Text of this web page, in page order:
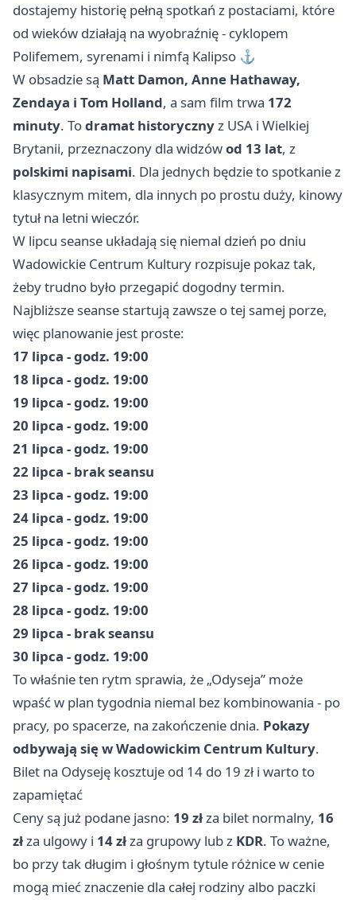
dostajemy historię pełną spotkań z postaciami, które
od wieków działają na wyobraźnię - cyklopem
Polifemem, syrenami i nimfą Kalipso ⚓
W obsadzie są Matt Damon, Anne Hathaway,
Zendaya i Tom Holland, a sam film trwa 172
minuty. Todramat historycznyz USA i Wielkiej
Brytanii, przeznaczony dla widzówod 13 lat, z
polskimi napisami. Dla jednych będzie to spotkanie z
klasycznym mitem, dla innych po prostu duży, kinowy
tytuł na letni wieczór.
W lipcu seanse układają się niemal dzień po dniu
Wadowickie Centrum Kultury rozpisuje pokaz tak,
żeby trudno było przegapić dogodny termin.
Najbliższe seanse startują zawsze o tej samej porze,
więc planowanie jest proste:
17 lipca - godz. 19:00
18 lipca - godz. 19:00
19 lipca - godz. 19:00
20 lipca - godz. 19:00
21 lipca - godz. 19:00
22 lipca - brak seansu
23 lipca - godz. 19:00
24 lipca - godz. 19:00
25 lipca - godz. 19:00
26 lipca - godz. 19:00
27 lipca - godz. 19:00
28 lipca - godz. 19:00
29 lipca - brak seansu
30 lipca - godz. 19:00
To właśnie ten rytm sprawia, że „Odyseja” może
wpaść w plan tygodnia niemal bez kombinowania - po
pracy, po spacerze, na zakończenie dnia. Pokazy
odbywają się w Wadowickim Centrum Kultury.
Bilet na Odyseję kosztuje od 14 do 19 zł i warto to
zapamiętać
Ceny są już podane jasno: 19 złza bilet normalny, 16
złza ulgowy i 14 złza grupowy lub z KDR. To ważne,
bo przy tak długim i głośnym tytule różnice w cenie
mogą mieć znaczenie dla całej rodziny albo paczki